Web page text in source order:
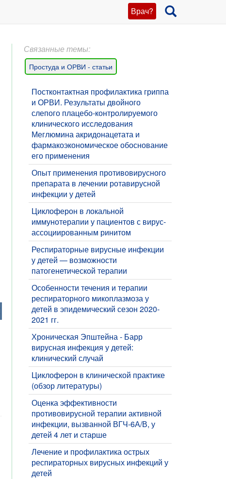
Врач?
Связанные темы:
Простуда и ОРВИ - статьи
Постконтактная профилактика гриппа
и ОРВИ. Результаты двойного
слепого плацебо-контролируемого
клинического исследования
Меглюмина акридонацетата и
фармакоэкономическое обоснование
его применения
​Опыт применения противовирусного
препарата в лечении ротавирусной
инфекции у детей
Циклоферон в локальной
иммунотерапии у пациентов с вирус-
ассоциированным ринитом
Респираторные вирусные инфекции
у детей — возможности
патогенетической терапии
​Особенности течения и терапии
респираторного микоплазмоза у
детей в эпидемический сезон 2020-
2021 гг.
Хроническая Эпштейна - Барр
вирусная инфекция у детей:
клинический случай
Циклоферон в клинической практике
(обзор литературы)
Оценка эффективности
противовирусной терапии активной
инфекции, вызванной ВГЧ-6А/В, у
детей 4 лет и старше
Лечение и профилактика острых
респираторных вирусных инфекций у
детей